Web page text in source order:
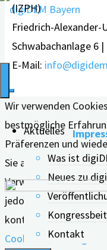
nach:
Aktuelles
Was ist
Neues zu
Kontakt
(IZPH)
Friedrich-
Schwabachanlage 6
E-Mail:
Wir verwenden
bestmögliche
Präferenzen und
Sie auf "Alle
Verwendung ALLER
jedoch die "Cookie-
kontrollierte
Cookie Einstellungen